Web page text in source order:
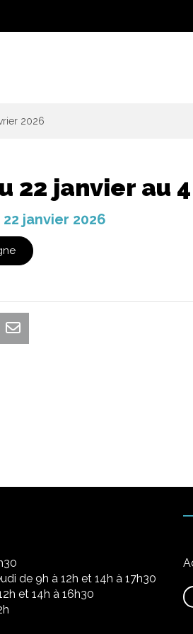
2026
22 janvier au
janvier 2026
de 9h à 12h et 14h à 17h30
et 14h à 16h30